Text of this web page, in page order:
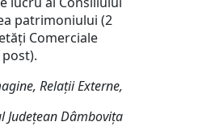
patrimoniului (2
Comerciale
Relații Externe,
Județean Dâmbovița